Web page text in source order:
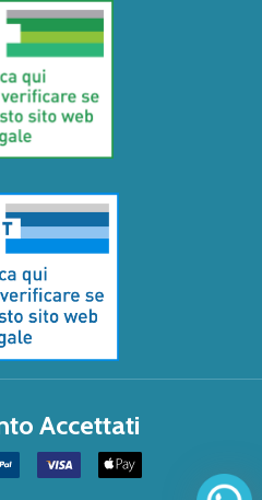
Accettati